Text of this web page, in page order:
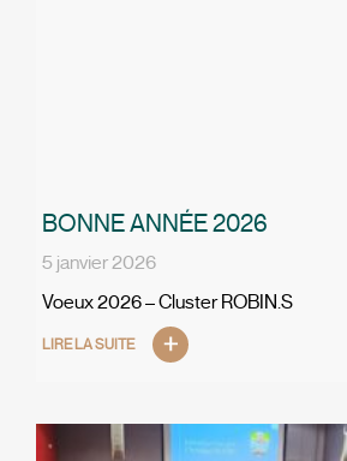
BONNE ANNÉE 2026
5 janvier 2026
Voeux 2026 – Cluster ROBIN.S
LIRE LA SUITE